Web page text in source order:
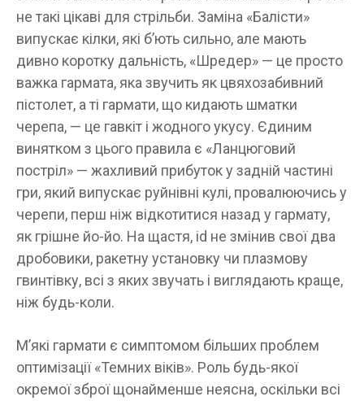
не такі цікаві для стрільби. Заміна «Балісти»
випускає кілки, які б’ють сильно, але мають
дивно коротку дальність, «Шредер» — це просто
важка гармата, яка звучить як цвяхозабивний
пістолет, а ті гармати, що кидають шматки
черепа, — це гавкіт і жодного укусу. Єдиним
винятком з цього правила є «Ланцюговий
постріл» — жахливий прибуток у задній частині
гри, який випускає руйнівні кулі, провалюючись у
черепи, перш ніж відкотитися назад у гармату,
як грішне йо-йо. На щастя, id не змінив свої два
дробовики, ракетну установку чи плазмову
гвинтівку, всі з яких звучать і виглядають краще,
ніж будь-коли.
М’які гармати є симптомом більших проблем
оптимізації «Темних віків». Роль будь-якої
окремої зброї щонайменше неясна, оскільки всі